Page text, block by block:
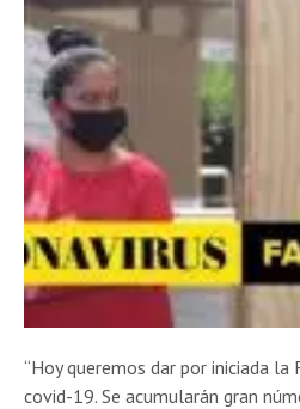
“Hoy queremos dar por iniciada la
covid-19. Se acumularán gran